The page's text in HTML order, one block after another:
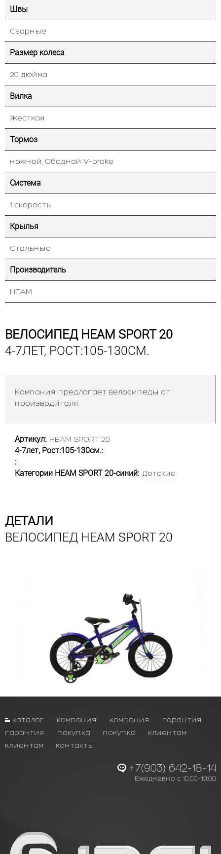
Швы
Сварные
Размер колеса
20 дюйма
Вилка
Жесткая
Тормоз
ножной, Ободной V-brake
Система
1 скорость
Крылья
Стальные
Производитель
HEAM
ВЕЛОСИПЕД HEAM SPORT 20
4-7ЛЕТ, РОСТ:105-130СМ.
Компания предлагает велосипеды от
производителя.
Артикул: HEAM SPORT 20
4-7лет, Рост:105-130см.:
:
Категории HEAM SPORT 20-синий: Детские
ДЕТАЛИ
ВЕЛОСИПЕД HEAM SPORT 20
каталог компания компания
гарантия
гарантия
покупка покупка
клиентам
клиентам
контакты
+7(903) 642-18-14
Ежедневно с 10:00-19:00